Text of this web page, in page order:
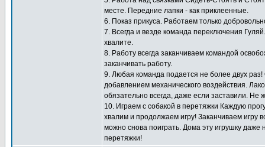
месте. Передние лапки - как приклеенные.
6. Показ прикуса. Работаем только
7. Всегда и везде команда переключения
хвалите.
8. Работу всегда заканчиваем командой
заканчивать работу.
9. Любая команда подается не более двух
добавлением механического воздействия.
обязательно всегда, даже если заставили. Не
10. Играем с собакой в перетяжки Каждую
хвалим и продолжаем игру! Заканчиваем игру
можно снова поиграть. Дома эту игрушку даже
перетяжки!